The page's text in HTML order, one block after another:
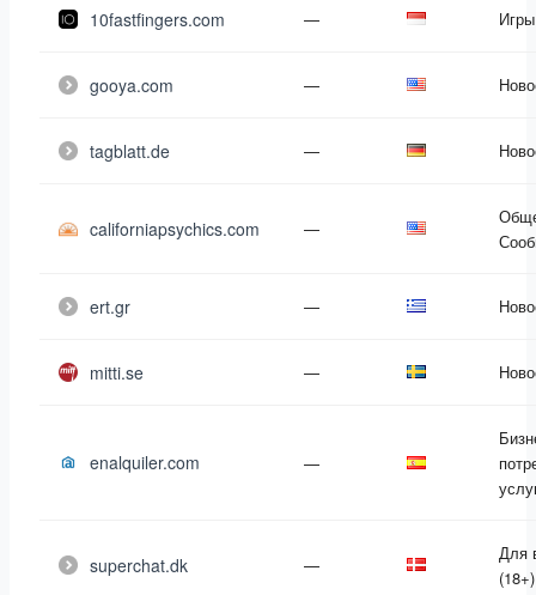
10fastfingers.com — Игры
gooya.com —
tagblatt.de —
californiapsychics.com —
ert.gr —
mitti.se —
enalquiler.com —
superchat.dk —
Для
(18+)